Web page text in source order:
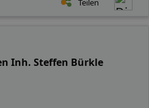
Teilen
Inh. Steffen Bürkle